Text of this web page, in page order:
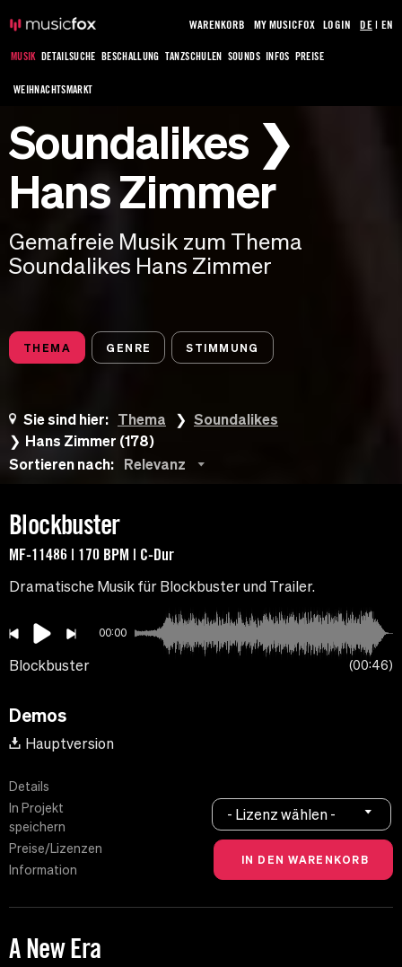
MUSIK DETAILSUCHE BESCHALLUNG TANZSCHULEN SOUNDS INFOS PREISE
WEIHNACHTSMARKT
WARENKORB MY MUSICFOX LOGIN DE| EN
Soundalikes ❯
Hans Zimmer
Gemafreie Musik zum Thema
Soundalikes Hans Zimmer
THEMA GENRE STIMMUNG
Sie sind hier: Thema
Soundalikes
Hans Zimmer (178)
Sortieren nach:
Relevanz
Blockbuster
MF-11486 | 170 BPM | C-Dur
Dramatische Musik für Blockbuster und Trailer.
00:00
Blockbuster 00:46
Demos
Hauptversion
Details
In Projekt
speichern
Preise/Lizenzen
Information
- Lizenz wählen -
A New Era